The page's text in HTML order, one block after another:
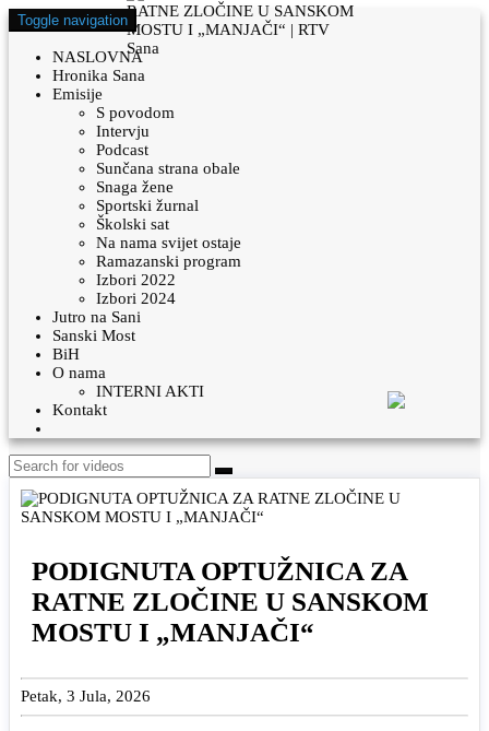
Toggle navigation
NASLOVNA
Hronika Sana
Emisije
S povodom
Intervju
Podcast
Sunčana strana obale
Snaga žene
Sportski žurnal
Školski sat
Na nama svijet ostaje
Ramazanski program
Izbori 2022
Izbori 2024
Jutro na Sani
Sanski Most
BiH
O nama
INTERNI AKTI
Kontakt
PODIGNUTA OPTUŽNICA ZA
RATNE ZLOČINE U SANSKOM
MOSTU I „MANJAČI“
Petak, 3 Jula, 2026